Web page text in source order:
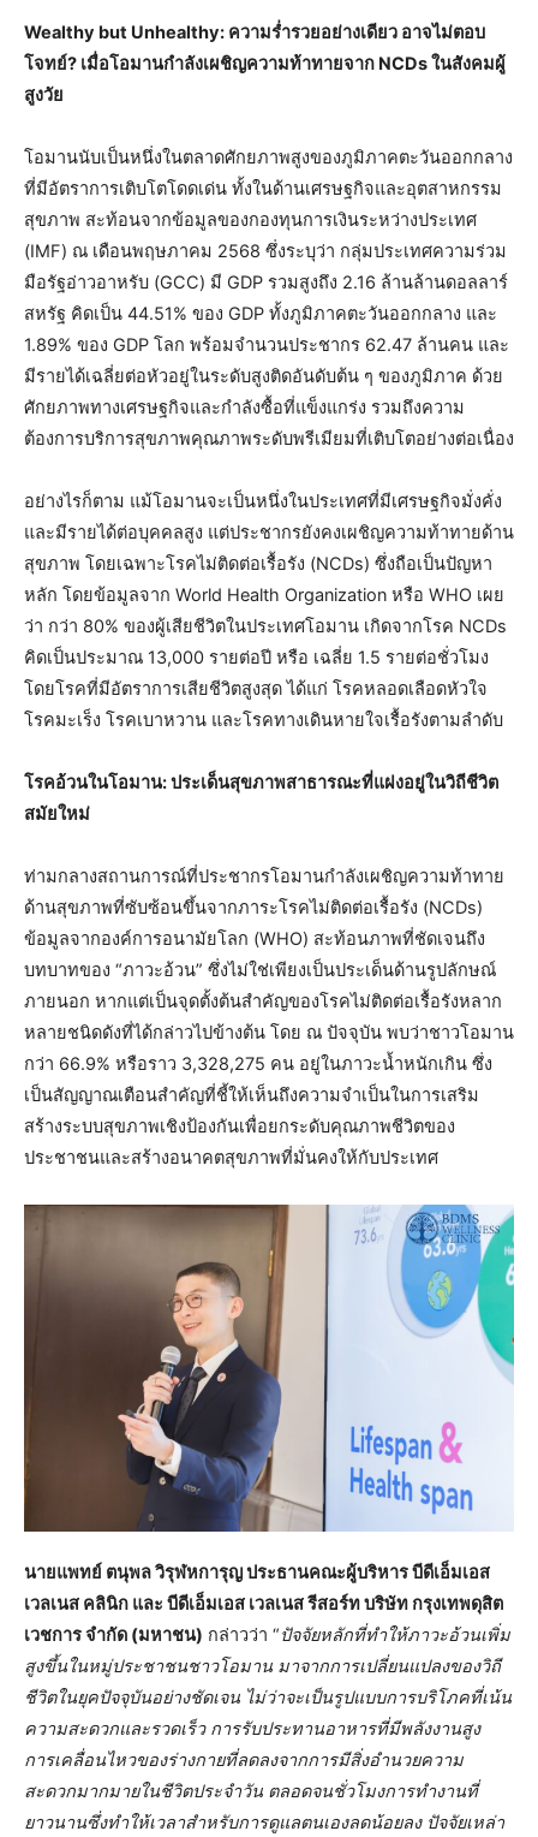
Wealthy but Unhealthy: ความร่ำรวยอย่างเดียว อาจไม่ตอบ
โจทย์? เมื่อโอมานกำลังเผชิญความท้าทายจาก NCDsในสังคมผู้
สูงวัย
โอมานนับเป็นหนึ่งในตลาดศักยภาพสูงของภูมิภาคตะวันออกกลาง
ที่มีอัตราการเติบโตโดดเด่น ทั้งในด้านเศรษฐกิจและอุตสาหกรรม
สุขภาพ สะท้อนจากข้อมูลของกองทุนการเงินระหว่างประเทศ
(IMF) ณ เดือนพฤษภาคม 2568 ซึ่งระบุว่า กลุ่มประเทศความร่วม
มือรัฐอ่าวอาหรับ (GCC) มี GDP รวมสูงถึง 2.16 ล้านล้านดอลลาร์
สหรัฐ คิดเป็น 44.51% ของ GDP ทั้งภูมิภาคตะวันออกกลาง และ
1.89% ของ GDP โลก พร้อมจำนวนประชากร 62.47 ล้านคน และ
มีรายได้เฉลี่ยต่อหัวอยู่ในระดับสูงติดอันดับต้น ๆ ของภูมิภาค ด้วย
ศักยภาพทางเศรษฐกิจและกำลังซื้อที่แข็งแกร่ง รวมถึงความ
ต้องการบริการสุขภาพคุณภาพระดับพรีเมียมที่เติบโตอย่างต่อเนื่อง
อย่างไรก็ตาม แม้โอมานจะเป็นหนึ่งในประเทศที่มีเศรษฐกิจมั่งคั่ง
และมีรายได้ต่อบุคคลสูง แต่ประชากรยังคงเผชิญความท้าทายด้าน
สุขภาพ โดยเฉพาะโรคไม่ติดต่อเรื้อรัง (NCDs) ซึ่งถือเป็นปัญหา
หลัก โดยข้อมูลจาก World Health Organization หรือ WHO เผย
ว่า กว่า 80% ของผู้เสียชีวิตในประเทศโอมาน เกิดจากโรค NCDs
คิดเป็นประมาณ 13,000 รายต่อปี หรือ เฉลี่ย 1.5 รายต่อชั่วโมง
โดยโรคที่มีอัตราการเสียชีวิตสูงสุด ได้แก่ โรคหลอดเลือดหัวใจ
โรคมะเร็ง โรคเบาหวาน และโรคทางเดินหายใจเรื้อรังตามลำดับ
โรคอ้วนในโอมาน: ประเด็นสุขภาพสาธารณะที่แฝงอยู่ในวิถีชีวิต
สมัยใหม่
ท่ามกลางสถานการณ์ที่ประชากรโอมานกำลังเผชิญความท้าทาย
ด้านสุขภาพที่ซับซ้อนขึ้นจากภาระโรคไม่ติดต่อเรื้อรัง (NCDs)
ข้อมูลจากองค์การอนามัยโลก (WHO) สะท้อนภาพที่ชัดเจนถึง
บทบาทของ “ภาวะอ้วน” ซึ่งไม่ใช่เพียงเป็นประเด็นด้านรูปลักษณ์
ภายนอก หากแต่เป็นจุดตั้งต้นสำคัญของโรคไม่ติดต่อเรื้อรังหลาก
หลายชนิดดังที่ได้กล่าวไปข้างต้น โดย ณ ปัจจุบัน พบว่าชาวโอมาน
กว่า 66.9% หรือราว 3,328,275 คน อยู่ในภาวะน้ำหนักเกิน ซึ่ง
เป็นสัญญาณเตือนสำคัญที่ชี้ให้เห็นถึงความจำเป็นในการเสริม
สร้างระบบสุขภาพเชิงป้องกันเพื่อยกระดับคุณภาพชีวิตของ
ประชาชนและสร้างอนาคตสุขภาพที่มั่นคงให้กับประเทศ
นายแพทย์ ตนุพล วิรุฬหการุญ ประธานคณะผู้บริหาร บีดีเอ็มเอส
เวลเนส คลินิก และ บีดีเอ็มเอส เวลเนส รีสอร์ท บริษัท กรุงเทพดุสิต
เวชการ จำกัด (มหาชน) กล่าวว่า “ปัจจัยหลักที่ทำให้ภาวะอ้วนเพิ่ม
สูงขึ้นในหมู่ประชาชนชาวโอมาน มาจากการเปลี่ยนแปลงของวิถี
ชีวิตในยุคปัจจุบันอย่างชัดเจน ไม่ว่าจะเป็นรูปแบบการบริโภคที่เน้น
ความสะดวกและรวดเร็ว การรับประทานอาหารที่มีพลังงานสูง
การเคลื่อนไหวของร่างกายที่ลดลงจากการมีสิ่งอำนวยความ
สะดวกมากมายในชีวิตประจำวัน ตลอดจนชั่วโมงการทำงานที่
ยาวนานซึ่งทำให้เวลาสำหรับการดูแลตนเองลดน้อยลง ปัจจัยเหล่า